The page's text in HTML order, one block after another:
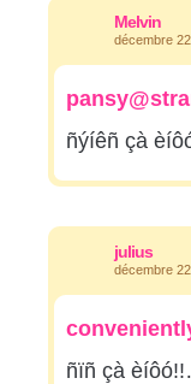
Melvin
décembre
ñýíêñ çà
julius
décembre
ñïñ çà